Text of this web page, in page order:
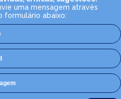
uma mensagem através
formulário abaixo: